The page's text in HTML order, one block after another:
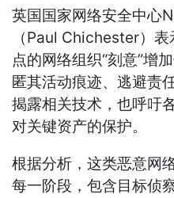
英国国家网络安全中心
（Paul Chichester）
点的网络组织“刻意”增
匿其活动痕迹、逃避责
揭露相关技术，也呼吁
对关键资产的保护。
根据分析，这类恶意网
每一阶段，包含目标侦